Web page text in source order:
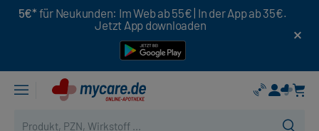
5€* für Neukunden: Im Web ab 55€ | In der App ab 35€.
Jetzt App downloaden